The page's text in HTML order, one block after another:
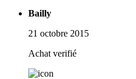
Bailly
21 octobre 2015
Achat verifié